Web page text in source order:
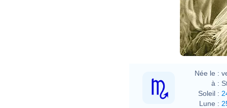
Née le :
à :
Soleil :
Lune :